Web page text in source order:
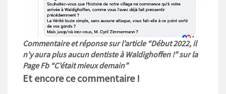
Commentaire et réponse sur l’article “Début 2022, il
n’y aura plus aucun dentiste à Waldighoffen !” sur la
Page Fb “C’était mieux demain”
Et encore ce commentaire !